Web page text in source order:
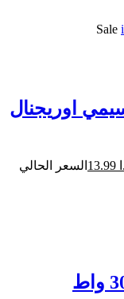
Sale
اوريجنال
السعر الحالي